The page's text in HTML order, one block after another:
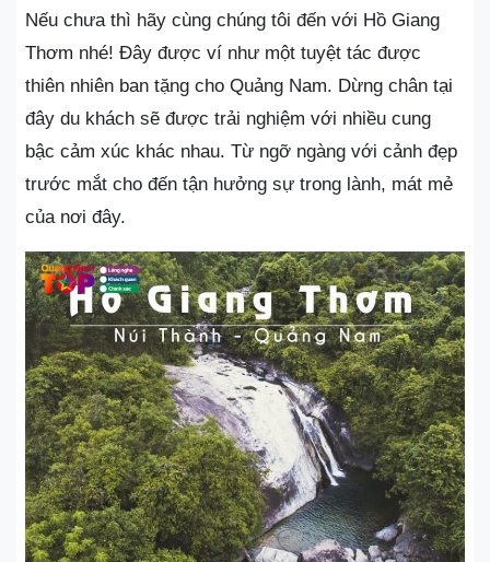
Nếu chưa thì hãy cùng chúng tôi đến với Hồ Giang
Thơm nhé! Đây được ví như một tuyệt tác được
thiên nhiên ban tặng cho Quảng Nam. Dừng chân tại
đây du khách sẽ được trải nghiệm với nhiều cung
bậc cảm xúc khác nhau. Từ ngỡ ngàng với cảnh đẹp
trước mắt cho đến tận hưởng sự trong lành, mát mẻ
của nơi đây.